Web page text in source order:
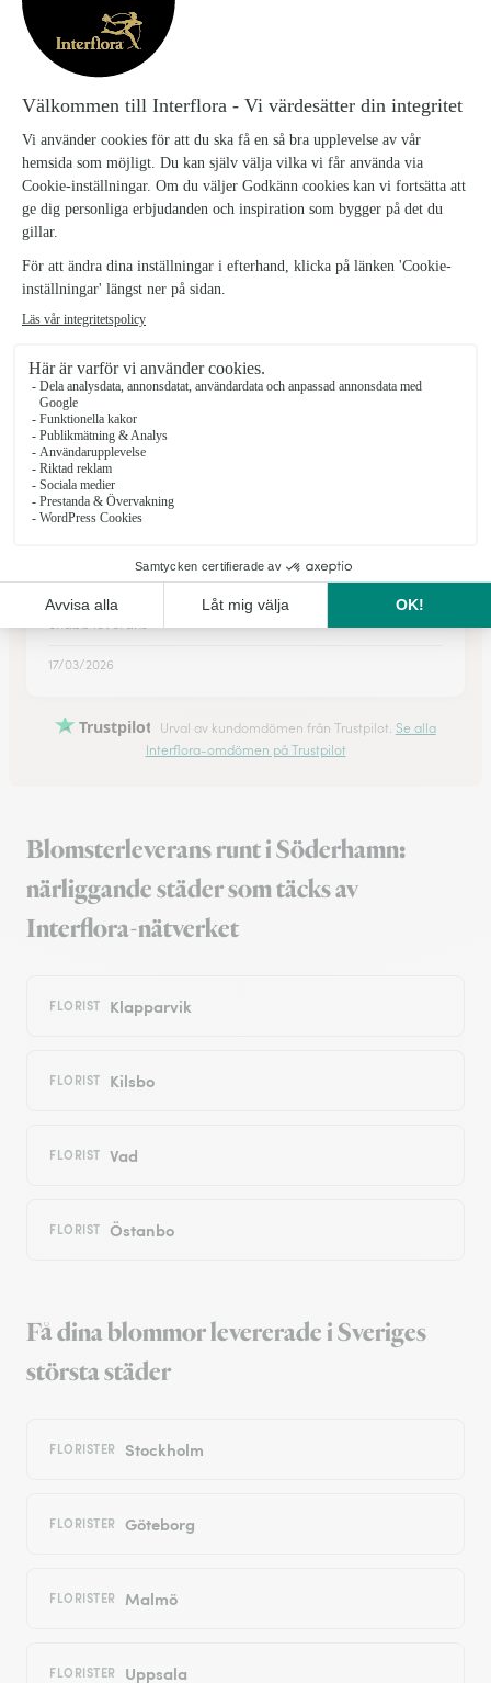
Allt gick smidigt på webbsidan och företaget som hanterade
beställningen var jättebra, över förväntan. Leveransen
skedde även tidigare än bokat och blommorna var fräsch
och såg underbart ut. Min vän gladde sig mycket.
25/12/2025
★ ★ ★ ★ ★
Fantastiskt fin bukett.
Fantastiskt fin bukett.
30/10/2025
★ ★ ★ ★ ★
Det har fungerts utmärkt från början…
Det har fungerts utmärkt från början till slut. Tack
12/04/2026
★
Snabb leverans
Snabb leverans
17/03/2026
Trustpilot Urval av kundomdömen från Trustpilot. Se alla
Interflora-omdömen på Trustpilot
Blomsterleverans runt i Söderhamn:
närliggande städer som täcks av
Interflora-nätverket
FLORIST Klapparvik
FLORIST Kilsbo
FLORIST Vad
FLORIST Östanbo
Få dina blommor levererade i Sveriges
största städer
FLORISTER Stockholm
FLORISTER Göteborg
FLORISTER Malmö
FLORISTER Uppsala